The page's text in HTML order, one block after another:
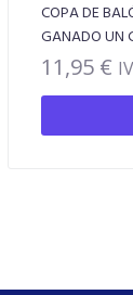
COPA DE
GANADO UN
11,95 €